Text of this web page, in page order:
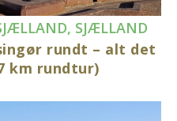
, SJÆLLAND
rundt – alt det
km rundtur)